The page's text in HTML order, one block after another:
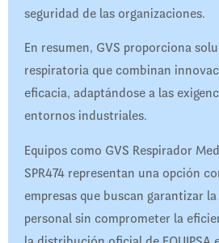
seguridad de las organizaciones.
En resumen, GVS proporciona
respiratoria que combinan
eficacia, adaptándose a las
entornos industriales.
Equipos como GVS Respirador
SPR474 representan una opción
empresas que buscan garantizar
personal sin comprometer la